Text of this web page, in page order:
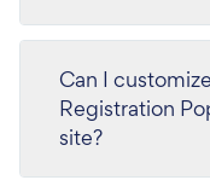
Can I
Registration
site?